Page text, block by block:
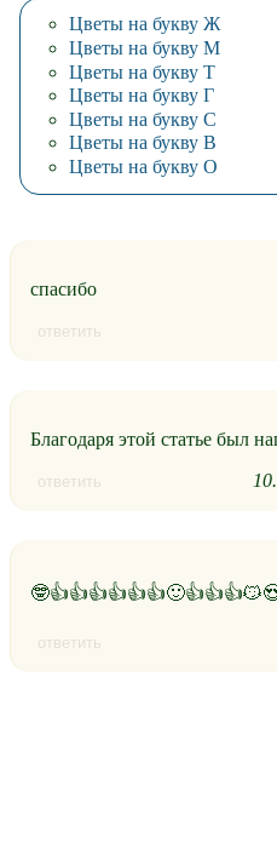
Цветы на букву Ж
Цветы на букву М
Цветы на букву Т
Цветы на букву Г
Цветы на букву С
Цветы на букву В
Цветы на букву О
спасибо
ответить
Благодаря этой статье был
ответить
ответить